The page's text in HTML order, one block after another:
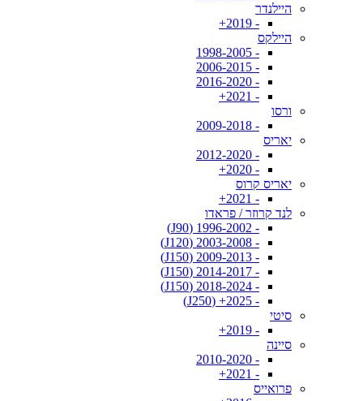
היילנדר
- 2019+
היילקס
- 1998-2005
- 2006-2015
- 2016-2020
- 2021+
ורסו
- 2009-2018
יאריס
- 2012-2020
- 2020+
יאריס קרוס
- 2021+
לנד קרוזר / פראדו
- 1996-2002 (J90)
- 2003-2008 (J120)
- 2009-2013 (J150)
- 2014-2017 (J150)
- 2018-2024 (J150)
- 2025+ (J250)
סיטי
- 2019+
סיינה
- 2010-2020
- 2021+
פרואייס